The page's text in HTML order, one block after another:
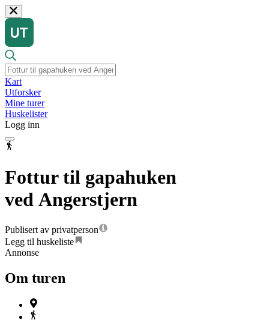
Kart
Utforsker
Mine turer
Huskelister
Logg inn
Fottur til gapahuken
ved Angerstjern
Publisert av privatperson
Legg til huskeliste
Annonse
Om turen